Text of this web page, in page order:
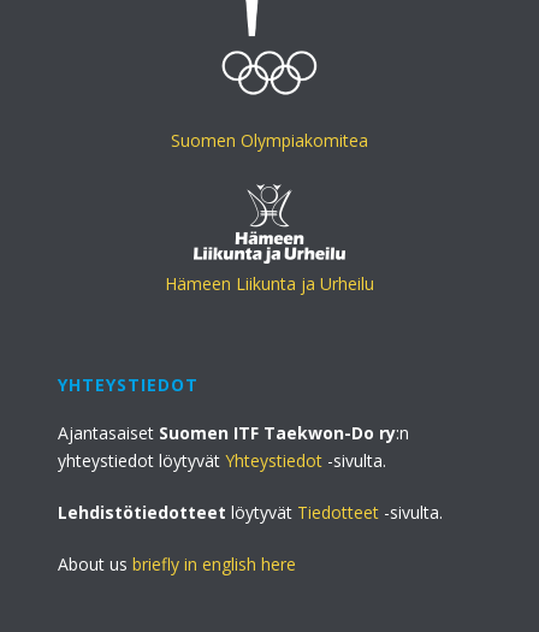
Suomen Olympiakomitea
Hämeen Liikunta ja Urheilu
YHTEYSTIEDOT
Ajantasaiset Suomen ITF Taekwon-Do ry:n
yhteystiedot löytyvätYhteystiedot -sivulta.
Lehdistötiedotteet löytyvät Tiedotteet -sivulta.
About usbriefly in english here